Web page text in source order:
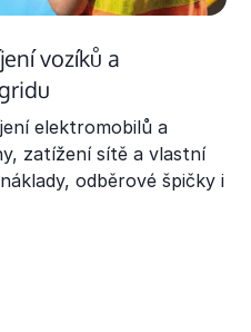
vozíků a
elektromobilů a
zatížení sítě a vlastní
odběrové špičky i